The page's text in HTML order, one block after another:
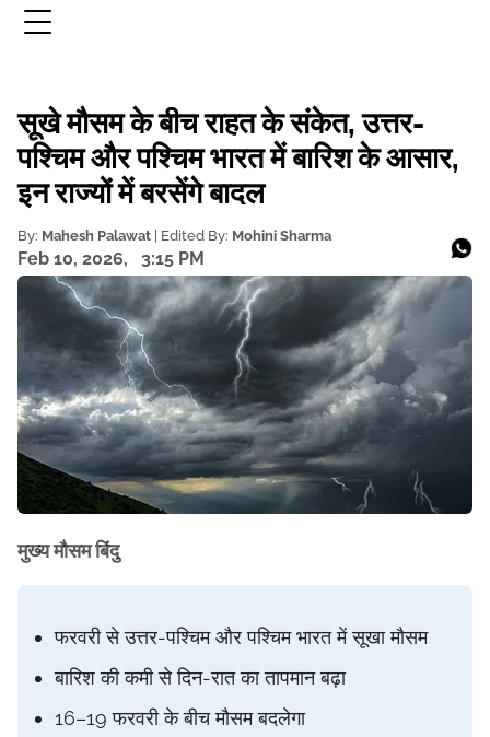
सूखे मौसम के बीच राहत के संकेत, उत्तर-
पश्चिम और पश्चिम भारत में बारिश के आसार,
इन राज्यों में बरसेंगे बादल
By: Mahesh Palawat | Edited By: Mohini Sharma
Feb 10, 2026, 3:15 PM
मुख्य मौसम बिंदु
फरवरी से उत्तर-पश्चिम और पश्चिम भारत में सूखा मौसम
बारिश की कमी से दिन-रात का तापमान बढ़ा
16–19 फरवरी के बीच मौसम बदलेगा